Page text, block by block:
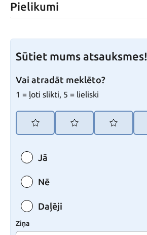
Pielikumi
Sūtiet mums atsauksmes!
Vai atradāt meklēto?
1 = ļoti slikti, 5 = lieliski
Jā
Nē
Daļēji
Ziņa